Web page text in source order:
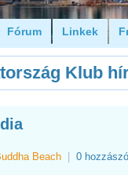
Fórum Linkek
Klub
Beach 0